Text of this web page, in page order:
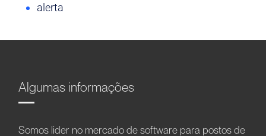
alerta
Algumas informações
Somos líder no mercado de software para postos de